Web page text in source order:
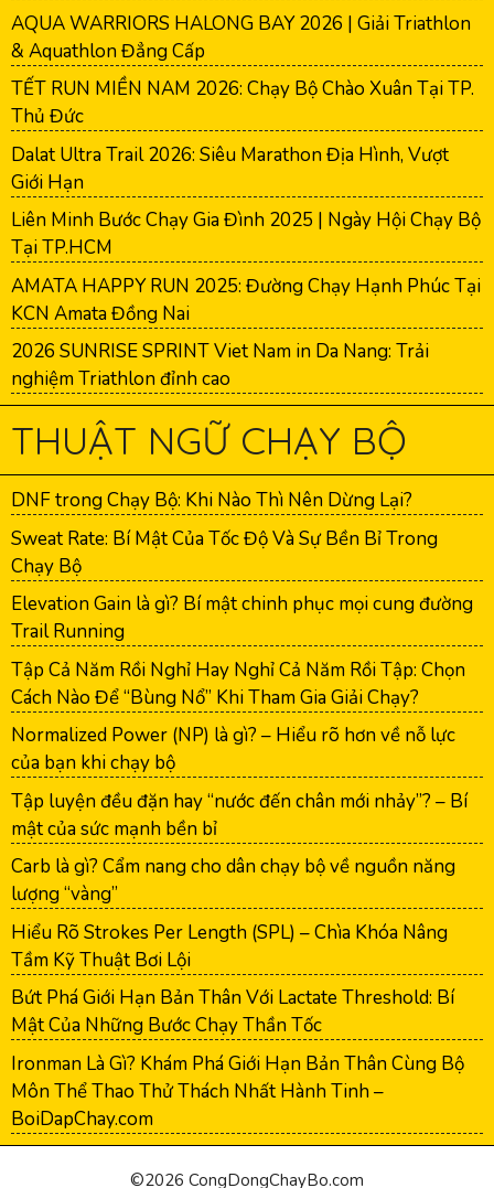
AQUA WARRIORS HALONG BAY 2026 | Giải Triathlon
& Aquathlon Đẳng Cấp
TẾT RUN MIỀN NAM 2026: Chạy Bộ Chào Xuân Tại TP.
Thủ Đức
Dalat Ultra Trail 2026: Siêu Marathon Địa Hình, Vượt
Giới Hạn
Liên Minh Bước Chạy Gia Đình 2025 | Ngày Hội Chạy Bộ
Tại TP.HCM
AMATA HAPPY RUN 2025: Đường Chạy Hạnh Phúc Tại
KCN Amata Đồng Nai
2026 SUNRISE SPRINT Viet Nam in Da Nang: Trải
nghiệm Triathlon đỉnh cao
THUẬT NGỮ CHẠY BỘ
DNF trong Chạy Bộ: Khi Nào Thì Nên Dừng Lại?
Sweat Rate: Bí Mật Của Tốc Độ Và Sự Bền Bỉ Trong
Chạy Bộ
Elevation Gain là gì? Bí mật chinh phục mọi cung đường
Trail Running
Tập Cả Năm Rồi Nghỉ Hay Nghỉ Cả Năm Rồi Tập: Chọn
Cách Nào Để “Bùng Nổ” Khi Tham Gia Giải Chạy?
Normalized Power (NP) là gì? – Hiểu rõ hơn về nỗ lực
của bạn khi chạy bộ
Tập luyện đều đặn hay “nước đến chân mới nhảy”? – Bí
mật của sức mạnh bền bỉ
Carb là gì? Cẩm nang cho dân chạy bộ về nguồn năng
lượng “vàng”
Hiểu Rõ Strokes Per Length (SPL) – Chìa Khóa Nâng
Tầm Kỹ Thuật Bơi Lội
Bứt Phá Giới Hạn Bản Thân Với Lactate Threshold: Bí
Mật Của Những Bước Chạy Thần Tốc
Ironman Là Gì? Khám Phá Giới Hạn Bản Thân Cùng Bộ
Môn Thể Thao Thử Thách Nhất Hành Tinh –
BoiDapChay.com
©2026 CongDongChayBo.com